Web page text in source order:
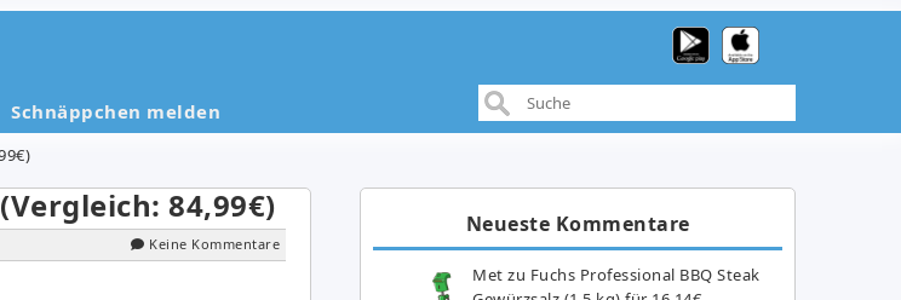
Schnäppchen melden
84,99€)
Keine Kommentare
Neueste Kommentare
Met zu Fuchs Professional BBQ Steak